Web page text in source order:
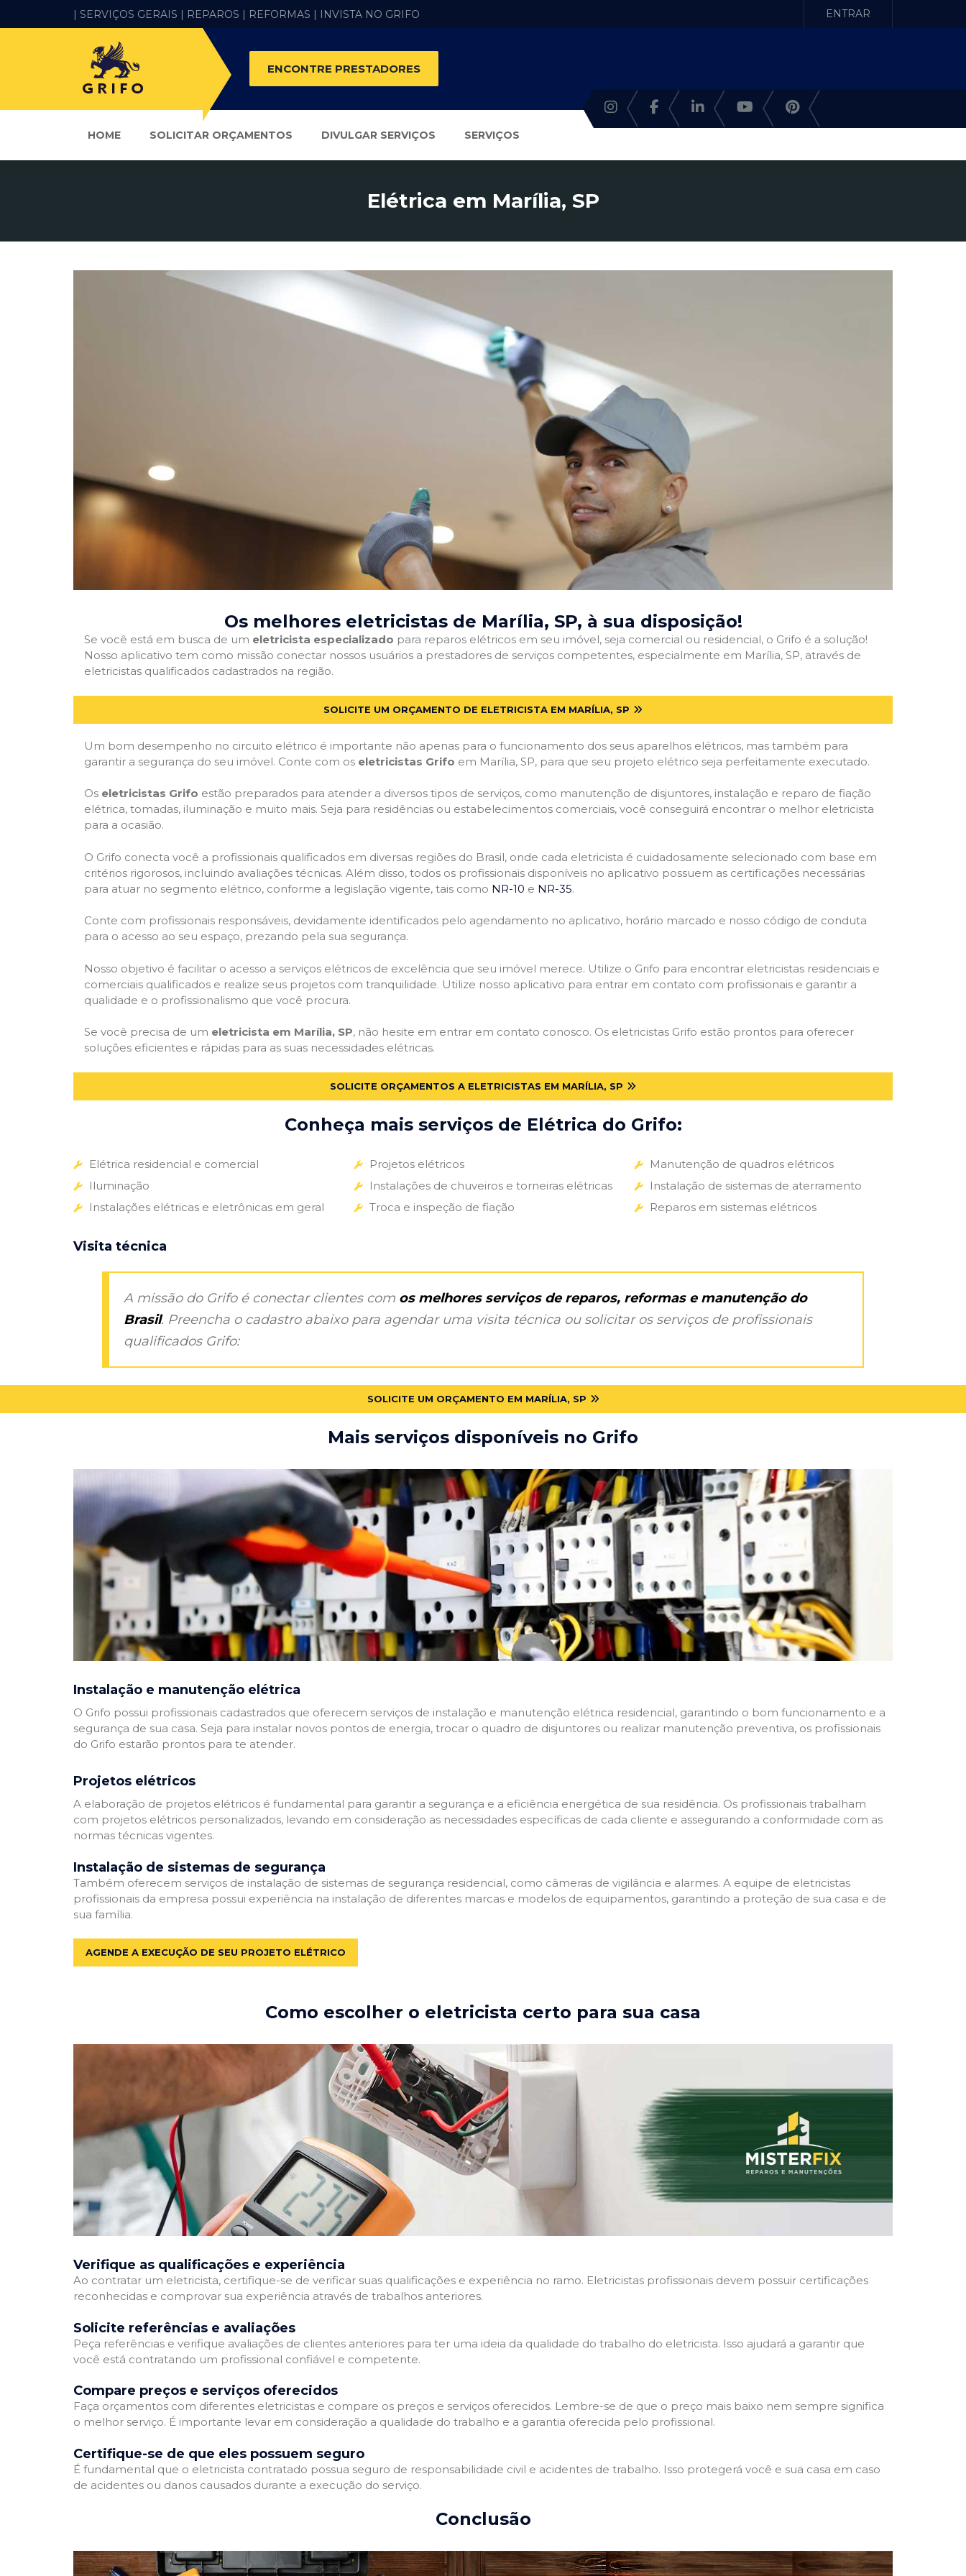
| SERVIÇOS GERAIS | REPAROS | REFORMAS | INVISTA NO GRIFO ENTRAR
ENCONTRE PRESTADORES
HOME SOLICITAR ORÇAMENTOS DIVULGAR SERVIÇOS SERVIÇOS
Elétrica em Marília, SP
Os melhores eletricistas de Marília, SP, à sua disposição!
Se você está em busca de um eletricista especializado para reparos elétricos em seu imóvel, seja comercial ou residencial, o Grifo é a solução!
Nosso aplicativo tem como missão conectar nossos usuários a prestadores de serviços competentes, especialmente em Marília, SP, através de
eletricistas qualificados cadastrados na região.
SOLICITE UM ORÇAMENTO DE ELETRICISTA EM MARÍLIA, SP
Um bom desempenho no circuito elétrico é importante não apenas para o funcionamento dos seus aparelhos elétricos, mas também para
garantir a segurança do seu imóvel. Conte com os eletricistas Grifo em Marília, SP, para que seu projeto elétrico seja perfeitamente executado.
Os eletricistas Grifo estão preparados para atender a diversos tipos de serviços, como manutenção de disjuntores, instalação e reparo de fiação
elétrica, tomadas, iluminação e muito mais. Seja para residências ou estabelecimentos comerciais, você conseguirá encontrar o melhor eletricista
para a ocasião.
O Grifo conecta você a profissionais qualificados em diversas regiões do Brasil, onde cada eletricista é cuidadosamente selecionado com base em
critérios rigorosos, incluindo avaliações técnicas. Além disso, todos os profissionais disponíveis no aplicativo possuem as certificações necessárias
para atuar no segmento elétrico, conforme a legislação vigente, tais como NR-10 e NR-35.
Conte com profissionais responsáveis, devidamente identificados pelo agendamento no aplicativo, horário marcado e nosso código de conduta
para o acesso ao seu espaço, prezando pela sua segurança.
Nosso objetivo é facilitar o acesso a serviços elétricos de excelência que seu imóvel merece. Utilize o Grifo para encontrar eletricistas residenciais e
comerciais qualificados e realize seus projetos com tranquilidade. Utilize nosso aplicativo para entrar em contato com profissionais e garantir a
qualidade e o profissionalismo que você procura.
Se você precisa de um eletricista em Marília, SP, não hesite em entrar em contato conosco. Os eletricistas Grifo estão prontos para oferecer
soluções eficientes e rápidas para as suas necessidades elétricas.
SOLICITE ORÇAMENTOS A ELETRICISTAS EM MARÍLIA, SP
Conheça mais serviços de Elétrica do Grifo:
Elétrica residencial e comercial
Iluminação
Instalações elétricas e eletrônicas em geral
Projetos elétricos
Instalações de chuveiros e torneiras elétricas
Troca e inspeção de fiação
Manutenção de quadros elétricos
Instalação de sistemas de aterramento
Reparos em sistemas elétricos
Visita técnica
A missão do Grifo é conectar clientes com os melhores serviços de reparos, reformas e manutenção do
Brasil. Preencha o cadastro abaixo para agendar uma visita técnica ou solicitar os serviços de profissionais
qualificados Grifo:
SOLICITE UM ORÇAMENTO EM MARÍLIA, SP
Mais serviços disponíveis no Grifo
Instalação e manutenção elétrica
O Grifo possui profissionais cadastrados que oferecem serviços de instalação e manutenção elétrica residencial, garantindo o bom funcionamento e a
segurança de sua casa. Seja para instalar novos pontos de energia, trocar o quadro de disjuntores ou realizar manutenção preventiva, os profissionais
do Grifo estarão prontos para te atender.
Projetos elétricos
A elaboração de projetos elétricos é fundamental para garantir a segurança e a eficiência energética de sua residência. Os profissionais trabalham
com projetos elétricos personalizados, levando em consideração as necessidades específicas de cada cliente e assegurando a conformidade com as
normas técnicas vigentes.
Instalação de sistemas de segurança
Também oferecem serviços de instalação de sistemas de segurança residencial, como câmeras de vigilância e alarmes. A equipe de eletricistas
profissionais da empresa possui experiência na instalação de diferentes marcas e modelos de equipamentos, garantindo a proteção de sua casa e de
sua família.
AGENDE A EXECUÇÃO DE SEU PROJETO ELÉTRICO
Como escolher o eletricista certo para sua casa
Verifique as qualificações e experiência
Ao contratar um eletricista, certifique-se de verificar suas qualificações e experiência no ramo. Eletricistas profissionais devem possuir certificações
reconhecidas e comprovar sua experiência através de trabalhos anteriores.
Solicite referências e avaliações
Peça referências e verifique avaliações de clientes anteriores para ter uma ideia da qualidade do trabalho do eletricista. Isso ajudará a garantir que
você está contratando um profissional confiável e competente.
Compare preços e serviços oferecidos
Faça orçamentos com diferentes eletricistas e compare os preços e serviços oferecidos. Lembre-se de que o preço mais baixo nem sempre significa
o melhor serviço. É importante levar em consideração a qualidade do trabalho e a garantia oferecida pelo profissional.
Certifique-se de que eles possuem seguro
É fundamental que o eletricista contratado possua seguro de responsabilidade civil e acidentes de trabalho. Isso protegerá você e sua casa em caso
de acidentes ou danos causados durante a execução do serviço.
Conclusão